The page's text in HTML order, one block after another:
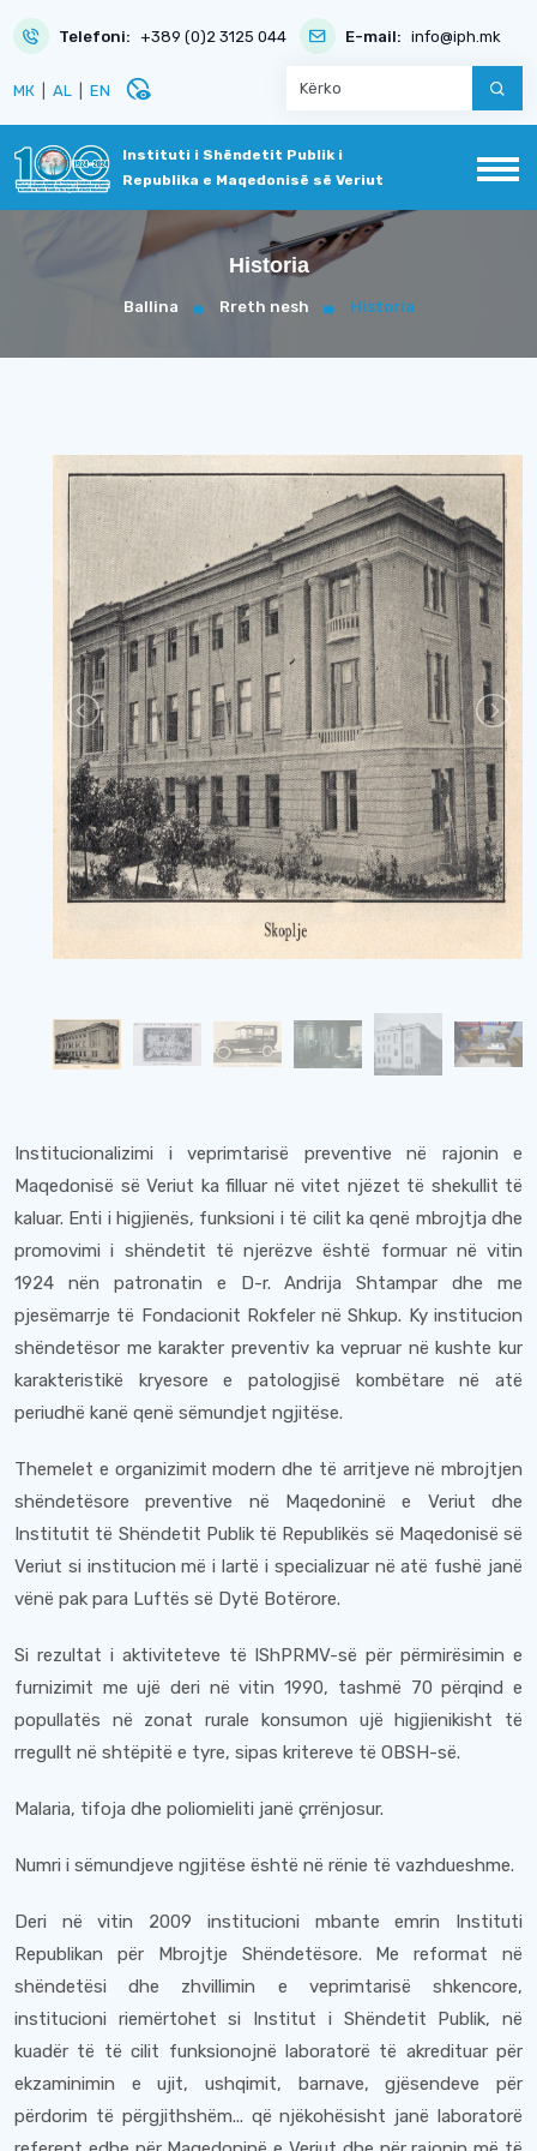
Telefoni: +389 (0)2 3125 044 E-mail: info@iph.mk
МК AL EN disabled_visible
Instituti i Shëndetit Publik i
Republika e Maqedonisë së Veriut
Historia
Ballina Rreth nesh Historia
Institucionalizimi i veprimtarisë preventive në rajonin e
Maqedonisë së Veriut ka filluar në vitet njëzet të shekullit të
kaluar. Enti i higjienës, funksioni i të cilit ka qenë mbrojtja dhe
promovimi i shëndetit të njerëzve është formuar në vitin
1924 nën patronatin e D-r. Andrija Shtampar dhe me
pjesëmarrje të Fondacionit Rokfeler në Shkup. Ky institucion
shëndetësor me karakter preventiv ka vepruar në kushte kur
karakteristikë kryesore e patologjisë kombëtare në atë
periudhë kanë qenë sëmundjet ngjitëse.
Themelet e organizimit modern dhe të arritjeve në mbrojtjen
shëndetësore preventive në Maqedoninë e Veriut dhe
Institutit të Shëndetit Publik të Republikës së Maqedonisë së
Veriut si institucion më i lartë i specializuar në atë fushë janë
vënë pak para Luftës së Dytë Botërore.
Si rezultat i aktiviteteve të IShPRMV-së për përmirësimin e
furnizimit me ujë deri në vitin 1990, tashmë 70 përqind e
popullatës në zonat rurale konsumon ujë higjienikisht të
rregullt në shtëpitë e tyre, sipas kritereve të OBSH-së.
Malaria, tifoja dhe poliomieliti janë çrrënjosur.
Numri i sëmundjeve ngjitëse është në rënie të vazhdueshme.
Deri në vitin 2009 institucioni mbante emrin Instituti
Republikan për Mbrojtje Shëndetësore. Me reformat në
shëndetësi dhe zhvillimin e veprimtarisë shkencore,
institucioni riemërtohet si Institut i Shëndetit Publik, në
kuadër të të cilit funksionojnë laboratorë të akredituar për
ekzaminimin e ujit, ushqimit, barnave, gjësendeve për
përdorim të përgjithshëm... që njëkohësisht janë laboratorë